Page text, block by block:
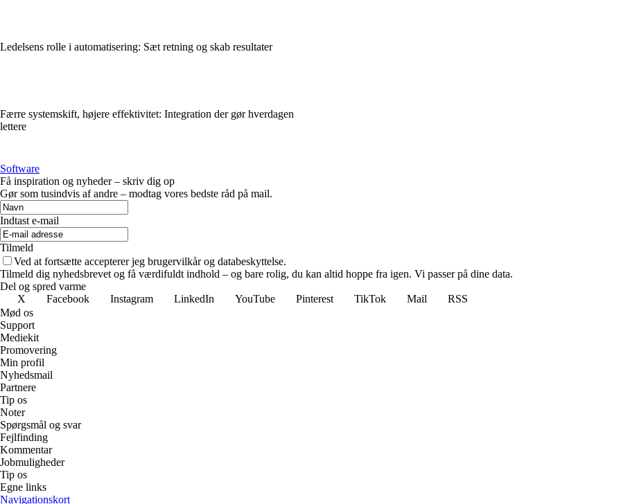
Ledelsens rolle i automatisering: Sæt retning og skab resultater
Færre systemskift, højere effektivitet: Integration der gør hverdagen
lettere
Software
Få inspiration og nyheder – skriv dig op
Gør som tusindvis af andre – modtag vores bedste råd på mail.
Indtast e-mail
Tilmeld
Ved at fortsætte accepterer jeg brugervilkår og databeskyttelse.
Tilmeld dig nyhedsbrevet og få værdifuldt indhold – og bare rolig, du kan altid hoppe fra igen. Vi passer på dine data.
Del og spred varme
X
Facebook Instagram LinkedIn YouTube Pinterest TikTok Mail
RSS
Mød os
Support
Mediekit
Promovering
Min profil
Nyhedsmail
Partnere
Tip os
Noter
Spørgsmål og svar
Fejlfinding
Kommentar
Jobmuligheder
Tip os
Egne links
Navigationskort